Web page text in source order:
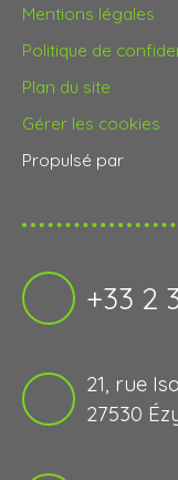
Mentions légales
Politique de
Plan du site
Gérer les cookies
Propulsé par
+33 2
21, rue
27530